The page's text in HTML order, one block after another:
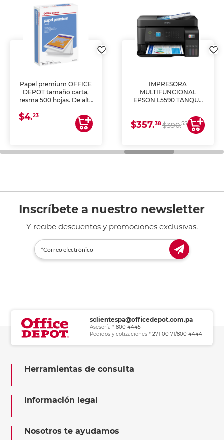
Papel premium OFFICE
DEPOT tamaño carta,
resma 500 hojas. De alta
uniforme, ideal para
impresoras de inyección
de tinta y láser,
general de oficina.
$4.23
IMPRESORA
MULTIFUNCIONAL
EPSON L5590 TANQUE
COPIA Y ESCANEA)
$357.38$390.55
Inscríbete a nuestro newsletter
Y recibe descuentos y promociones exclusivas.
sclientespa@officedepot.com.pa
Asesoría * 800 4445
Pedidos y cotizaciones * 271 00 71/800 4444
Herramientas de consulta
Información legal
Nosotros te ayudamos